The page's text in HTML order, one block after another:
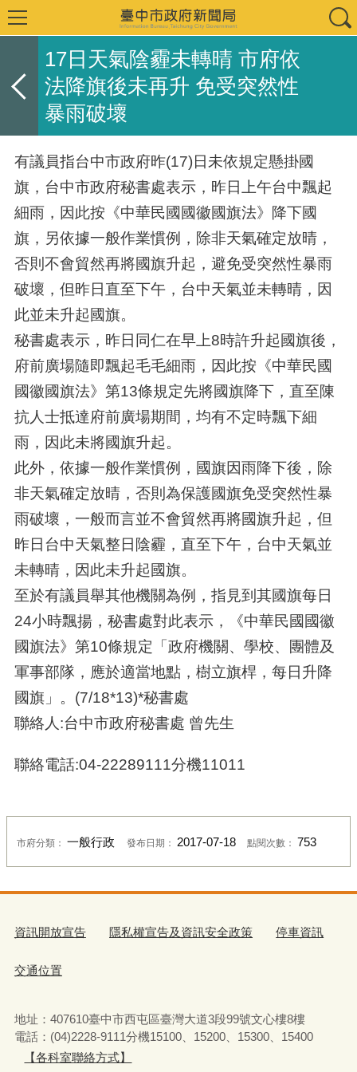
17日天氣陰霾未轉晴 市府依
法降旗後未再升 免受突然性
暴雨破壞
有議員指台中市政府昨(17)日未依規定懸掛國
旗，台中市政府秘書處表示，昨日上午台中飄起
細雨，因此按《中華民國國徽國旗法》降下國
旗，另依據一般作業慣例，除非天氣確定放晴，
否則不會貿然再將國旗升起，避免受突然性暴雨
破壞，但昨日直至下午，台中天氣並未轉晴，因
此並未升起國旗。
秘書處表示，昨日同仁在早上8時許升起國旗後，
府前廣場隨即飄起毛毛細雨，因此按《中華民國
國徽國旗法》第13條規定先將國旗降下，直至陳
抗人士抵達府前廣場期間，均有不定時飄下細
雨，因此未將國旗升起。
此外，依據一般作業慣例，國旗因雨降下後，除
非天氣確定放晴，否則為保護國旗免受突然性暴
雨破壞，一般而言並不會貿然再將國旗升起，但
昨日台中天氣整日陰霾，直至下午，台中天氣並
未轉晴，因此未升起國旗。
至於有議員舉其他機關為例，指見到其國旗每日
24小時飄揚，秘書處對此表示，《中華民國國徽
國旗法》第10條規定「政府機關、學校、團體及
軍事部隊，應於適當地點，樹立旗桿，每日升降
國旗」。(7/18*13)*秘書處
聯絡人:台中市政府秘書處 曾先生
聯絡電話:04-22289111分機11011
市府分類： 一般行政 發布日期： 2017-07-18 點閱次數： 753
資訊開放宣告 隱私權宣告及資訊安全政策 停車資訊
交通位置
地址：407610臺中市西屯區臺灣大道3段99號文心樓8樓
電話：(04)2228-9111分機15100、15200、15300、15400
【各科室聯絡方式】